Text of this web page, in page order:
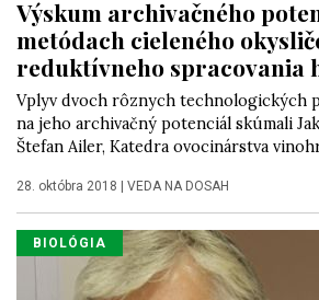
Výskum archivačného
metódach cieleného
reduktívneho spracovania
Vplyv dvoch rôznych technologických
na jeho archivačný potenciál skúmali
Štefan Ailer, Katedra ovocinárstva
28. októbra 2018 VEDA NA DOSAH
BIOLÓGIA